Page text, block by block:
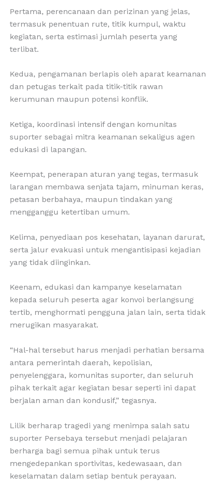
Pertama, perencanaan dan perizinan yang jelas,
termasuk penentuan rute, titik kumpul, waktu
kegiatan, serta estimasi jumlah peserta yang
terlibat.
Kedua, pengamanan berlapis oleh aparat keamanan
dan petugas terkait pada titik-titik rawan
kerumunan maupun potensi konflik.
Ketiga, koordinasi intensif dengan komunitas
suporter sebagai mitra keamanan sekaligus agen
edukasi di lapangan.
Keempat, penerapan aturan yang tegas, termasuk
larangan membawa senjata tajam, minuman keras,
petasan berbahaya, maupun tindakan yang
mengganggu ketertiban umum.
Kelima, penyediaan pos kesehatan, layanan darurat,
serta jalur evakuasi untuk mengantisipasi kejadian
yang tidak diinginkan.
Keenam, edukasi dan kampanye keselamatan
kepada seluruh peserta agar konvoi berlangsung
tertib, menghormati pengguna jalan lain, serta tidak
merugikan masyarakat.
“Hal-hal tersebut harus menjadi perhatian bersama
antara pemerintah daerah, kepolisian,
penyelenggara, komunitas suporter, dan seluruh
pihak terkait agar kegiatan besar seperti ini dapat
berjalan aman dan kondusif,” tegasnya.
Lilik berharap tragedi yang menimpa salah satu
suporter Persebaya tersebut menjadi pelajaran
berharga bagi semua pihak untuk terus
mengedepankan sportivitas, kedewasaan, dan
keselamatan dalam setiap bentuk perayaan.